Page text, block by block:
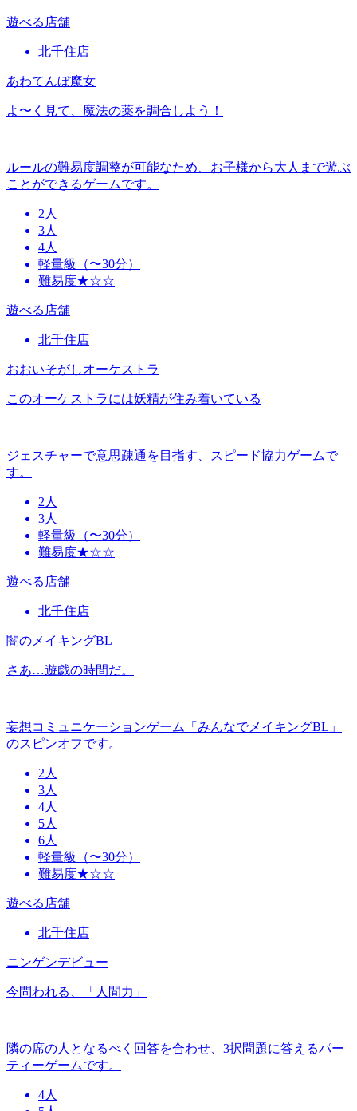
遊べる店舗
北千住店
あわてんぼ魔女
よ〜く見て、魔法の薬を調合しよう！
ルールの難易度調整が可能なため、お子様から大人まで遊ぶ
ことができるゲームです。
2人
3人
4人
軽量級（〜30分）
難易度★☆☆
遊べる店舗
北千住店
おおいそがしオーケストラ
このオーケストラには妖精が住み着いている
ジェスチャーで意思疎通を目指す、スピード協力ゲームで
す。
2人
3人
軽量級（〜30分）
難易度★☆☆
遊べる店舗
北千住店
闇のメイキングBL
さあ…遊戯の時間だ。
妄想コミュニケーションゲーム「みんなでメイキングBL」
のスピンオフです。
2人
3人
4人
5人
6人
軽量級（〜30分）
難易度★☆☆
遊べる店舗
北千住店
ニンゲンデビュー
今問われる、「人間力」
隣の席の人となるべく回答を合わせ、3択問題に答えるパー
ティーゲームです。
4人